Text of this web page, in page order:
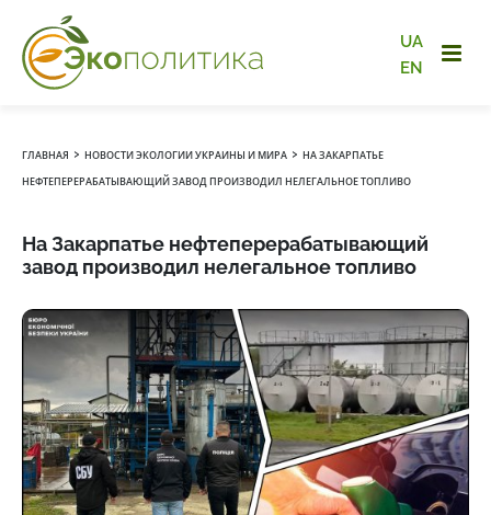
UA
EN
ГЛАВНАЯ › НОВОСТИ ЭКОЛОГИИ УКРАИНЫ И МИРА › НА ЗАКАРПАТЬЕ
НЕФТЕПЕРЕРАБАТЫВАЮЩИЙ ЗАВОД ПРОИЗВОДИЛ НЕЛЕГАЛЬНОЕ ТОПЛИВО
На Закарпатье нефтеперерабатывающий
завод производил нелегальное топливо